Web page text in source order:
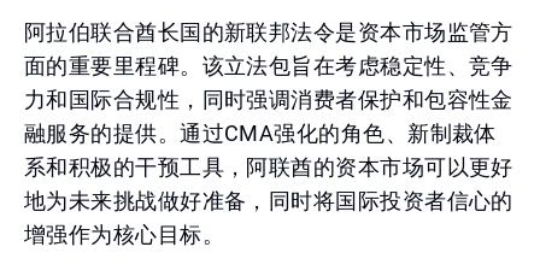
阿拉伯联合酋长国的新联邦法令是资本市场监管方
面的重要里程碑。该立法包旨在考虑稳定性、竞争
力和国际合规性，同时强调消费者保护和包容性金
融服务的提供。通过CMA强化的角色、新制裁体
系和积极的干预工具，阿联酋的资本市场可以更好
地为未来挑战做好准备，同时将国际投资者信心的
增强作为核心目标。